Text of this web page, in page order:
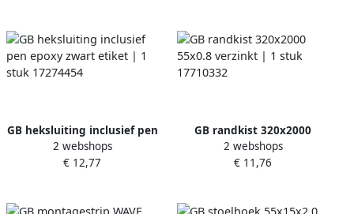
GB heksluiting inclusief pen
epoxy zwart etiket | 1 stuk
17274454
2 webshops
€ 12,77
GB randkist 320x2000
55x0.8 verzinkt | 1 stuk
17710332
2 webshops
€ 11,76